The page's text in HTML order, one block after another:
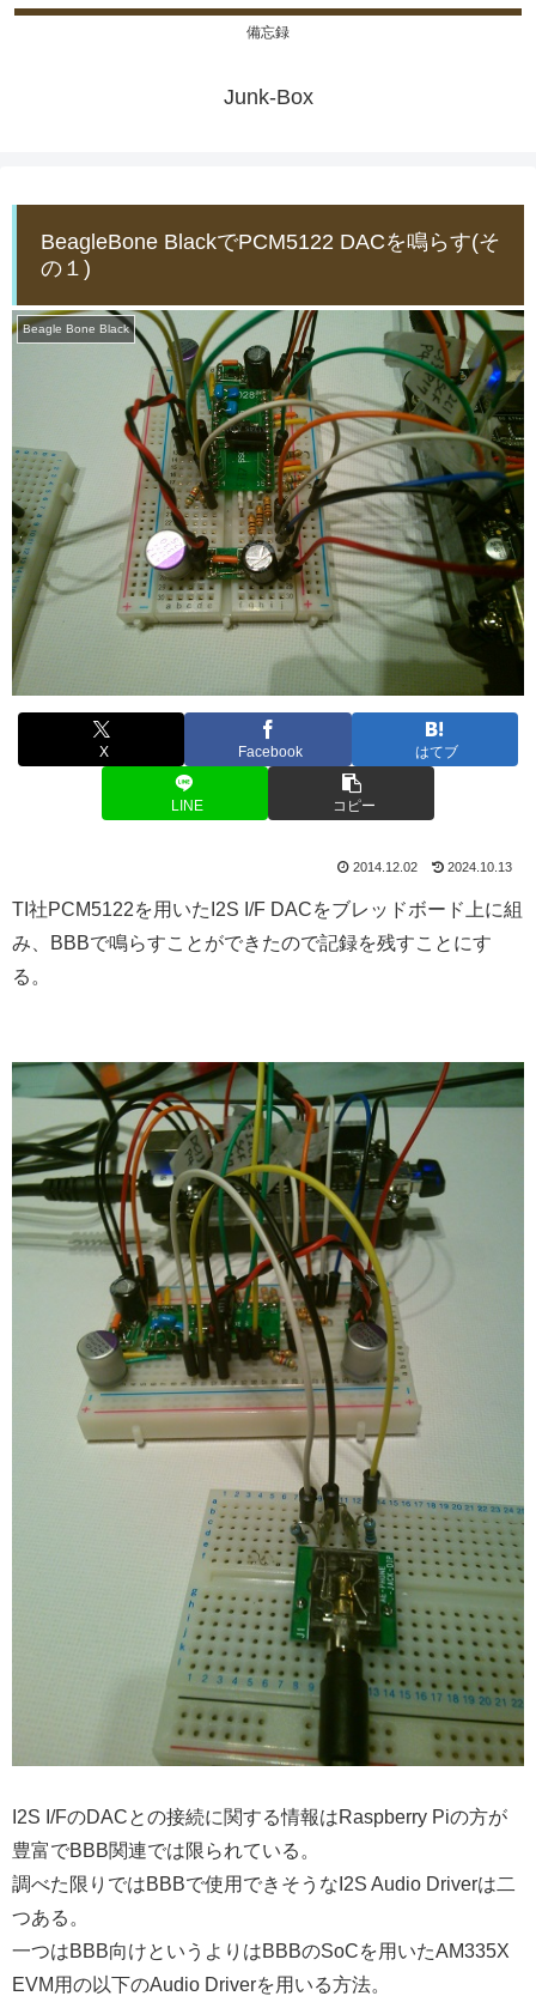
備忘録
Junk-Box
BeagleBone BlackでPCM5122 DACを鳴らす(そ
の１)
Beagle Bone Black
X Facebook はてブ
LINE コピー
2014.12.02 2024.10.13
TI社PCM5122を用いたI2S I/F DACをブレッドボード上に組
み、BBBで鳴らすことができたので記録を残すことにす
る。
I2S I/FのDACとの接続に関する情報はRaspberry Piの方が
豊富でBBB関連では限られている。
調べた限りではBBBで使用できそうなI2S Audio Driverは二
つある。
一つはBBB向けというよりはBBBのSoCを用いたAM335X
EVM用の以下のAudio Driverを用いる方法。